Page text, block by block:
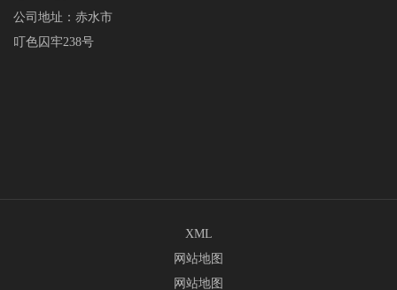
公司地址：赤水市
叮色囚牢238号
XML
网站地图
网站地图